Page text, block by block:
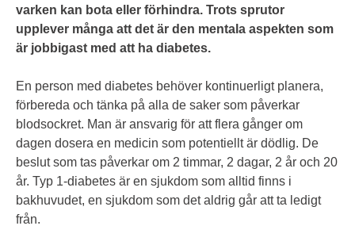
varken kan bota eller förhindra. Trots sprutor
upplever många att det är den mentala aspekten som
är jobbigast med att ha diabetes.
En person med diabetes behöver kontinuerligt planera,
förbereda och tänka på alla de saker som påverkar
blodsockret. Man är ansvarig för att flera gånger om
dagen dosera en medicin som potentiellt är dödlig. De
beslut som tas påverkar om 2 timmar, 2 dagar, 2 år och 20
år. Typ 1-diabetes är en sjukdom som alltid finns i
bakhuvudet, en sjukdom som det aldrig går att ta ledigt
från.